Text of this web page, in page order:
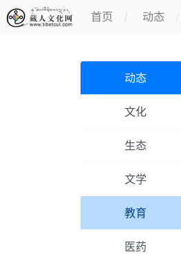
首页 动态
动态
文化
生态
文学
教育
医药